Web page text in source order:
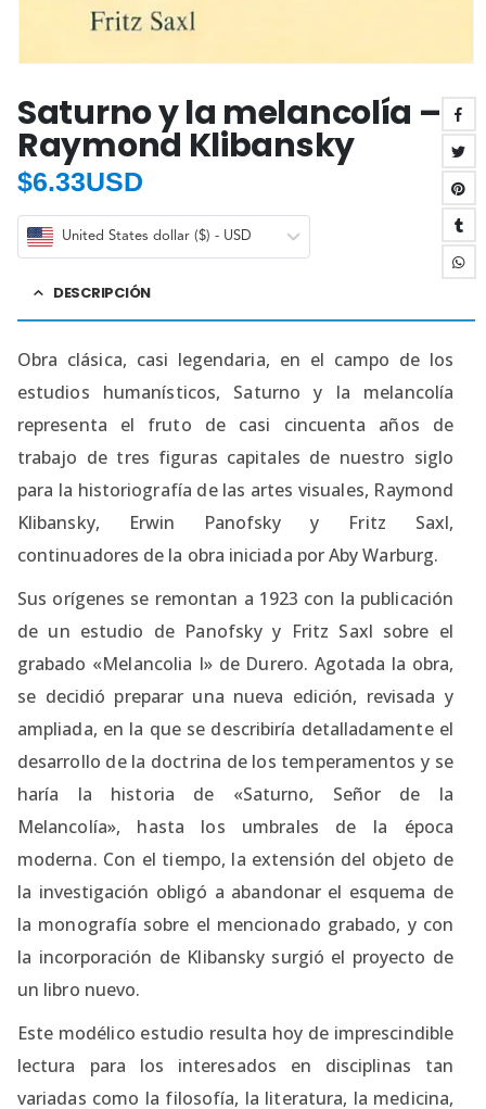
Saturno y la melancolía –
Raymond Klibansky
$6.33USD
United States dollar ($) - USD
DESCRIPCIÓN
Obra clásica, casi legendaria, en el campo de los
estudios humanísticos, Saturno y la melancolía
representa el fruto de casi cincuenta años de
trabajo de tres figuras capitales de nuestro siglo
para la historiografía de las artes visuales, Raymond
Klibansky, Erwin Panofsky y Fritz Saxl,
continuadores de la obra iniciada por Aby Warburg.
Sus orígenes se remontan a 1923 con la publicación
de un estudio de Panofsky y Fritz Saxl sobre el
grabado «Melancolia I» de Durero. Agotada la obra,
se decidió preparar una nueva edición, revisada y
ampliada, en la que se describiría detalladamente el
desarrollo de la doctrina de los temperamentos y se
haría la historia de «Saturno, Señor de la
Melancolía», hasta los umbrales de la época
moderna. Con el tiempo, la extensión del objeto de
la investigación obligó a abandonar el esquema de
la monografía sobre el mencionado grabado, y con
la incorporación de Klibansky surgió el proyecto de
un libro nuevo.
Este modélico estudio resulta hoy de imprescindible
lectura para los interesados en disciplinas tan
variadas como la filosofía, la literatura, la medicina,